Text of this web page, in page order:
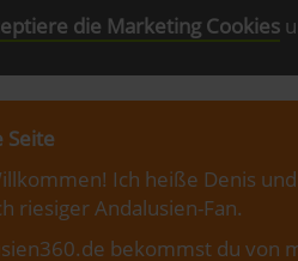
die Marketing Cookies
Seite
Ich heiße Denis
riesiger Andalusien-Fan.
bekommst du von